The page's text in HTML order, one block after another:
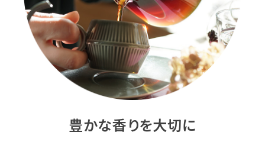
豊かな香りを大切に